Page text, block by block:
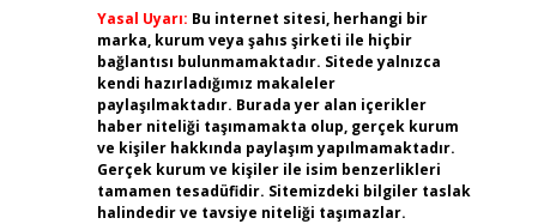
Yasal Uyarı: Bu internet sitesi, herhangi bir
marka, kurum veya şahıs şirketi ile hiçbir
bağlantısı bulunmamaktadır. Sitede yalnızca
kendi hazırladığımız makaleler
paylaşılmaktadır. Burada yer alan içerikler
haber niteliği taşımamakta olup, gerçek kurum
ve kişiler hakkında paylaşım yapılmamaktadır.
Gerçek kurum ve kişiler ile isim benzerlikleri
tamamen tesadüfidir. Sitemizdeki bilgiler taslak
halindedir ve tavsiye niteliği taşımazlar.